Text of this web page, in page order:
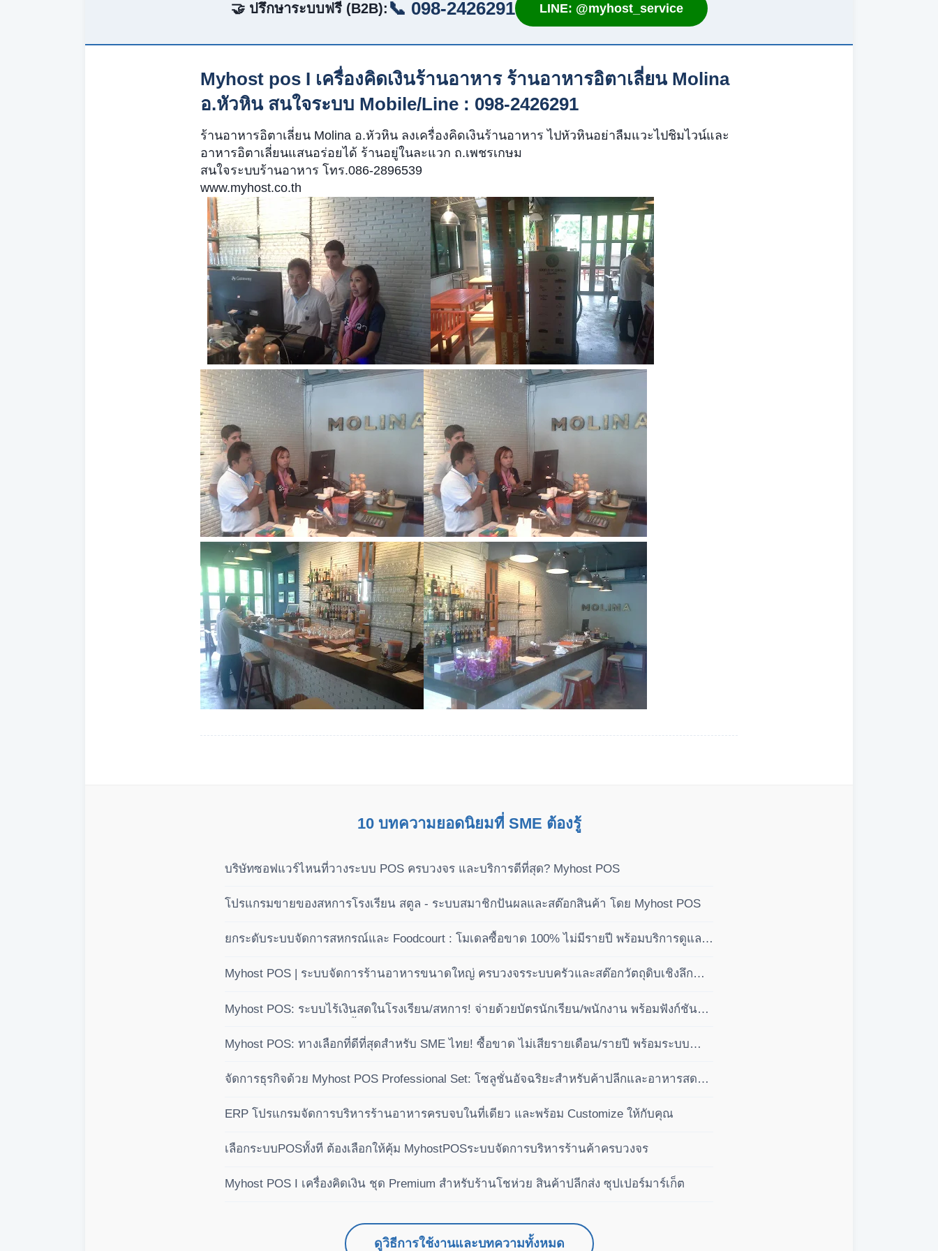
🤝 ปรึกษาระบบฟรี (B2B): 📞 098-2426291 LINE: @myhost_service
Myhost pos I เครื่องคิดเงินร้านอาหาร ร้านอาหารอิตาเลี่ยน Molina
อ.หัวหิน สนใจระบบ Mobile/Line : 098-2426291
ร้านอาหารอิตาเลี่ยน Molina อ.หัวหิน ลงเครื่องคิดเงินร้านอาหาร ไปหัวหินอย่าลืมแวะไปชิมไวน์และ
อาหารอิตาเลี่ยนแสนอร่อยได้ ร้านอยู่ในละแวก ถ.เพชรเกษม
สนใจระบบร้านอาหาร โทร.086-2896539
www.myhost.co.th
10 บทความยอดนิยมที่ SME ต้องรู้
บริษัทซอฟแวร์ไหนที่วางระบบ POS ครบวงจร และบริการดีที่สุด? Myhost POS
โปรแกรมขายของสหการโรงเรียน สตูล - ระบบสมาชิกปันผลและสต๊อกสินค้า โดย Myhost POS
ยกระดับระบบจัดการสหกรณ์และ Foodcourt : โมเดลซื้อขาด 100% ไม่มีรายปี พร้อมบริการดูแล
Myhost POS | ระบบจัดการร้านอาหารขนาดใหญ่ ครบวงจรระบบครัวและสต๊อกวัตถุดิบเชิงลึก
Myhost POS: ระบบไร้เงินสดในโรงเรียน/สหการ! จ่ายด้วยบัตรนักเรียน/พนักงาน พร้อมฟังก์ชัน
Myhost POS: ทางเลือกที่ดีที่สุดสำหรับ SME ไทย! ซื้อขาด ไม่เสียรายเดือน/รายปี พร้อมระบบ
จัดการธุรกิจด้วย Myhost POS Professional Set: โซลูชั่นอัจฉริยะสำหรับค้าปลีกและอาหารสด
ERP โปรแกรมจัดการบริหารร้านอาหารครบจบในที่เดียว และพร้อม Customize ให้กับคุณ
เลือกระบบPOSทั้งที ต้องเลือกให้คุ้ม MyhostPOSระบบจัดการบริหารร้านค้าครบวงจร
Myhost POS I เครื่องคิดเงิน ชุด Premium สำหรับร้านโชห่วย สินค้าปลีกส่ง ซุปเปอร์มาร์เก็ต
ดูวิธีการใช้งานและบทความทั้งหมด